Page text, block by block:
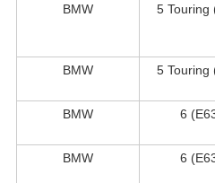
BMW
5 Touring
BMW
5 Touring
BMW
6
BMW
6